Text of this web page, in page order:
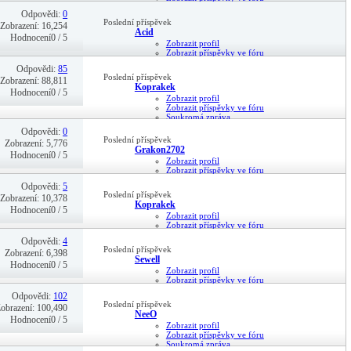
Odpovědi:0
Zobrazení: 16,254
Hodnocení0 / 5
Poslední příspěvek
Acid
Zobrazit profil
Zobrazit příspěvky ve fóru
Odpovědi:85
Zobrazení: 88,811
Hodnocení0 / 5
Poslední příspěvek
Koprakek
Zobrazit profil
Zobrazit příspěvky ve fóru
Soukromá zpráva
Odpovědi:0
Zobrazení: 5,776
Hodnocení0 / 5
Poslední příspěvek
Grakon2702
Zobrazit profil
Zobrazit příspěvky ve fóru
Odpovědi:5
Zobrazení: 10,378
Hodnocení0 / 5
Poslední příspěvek
Koprakek
Zobrazit profil
Zobrazit příspěvky ve fóru
Odpovědi:4
Zobrazení: 6,398
Hodnocení0 / 5
Poslední příspěvek
Sewell
Zobrazit profil
Zobrazit příspěvky ve fóru
Odpovědi: 102
100,490
Hodnocení0 / 5
Poslední příspěvek
NeeO
Zobrazit profil
Zobrazit příspěvky ve fóru
Soukromá zpráva